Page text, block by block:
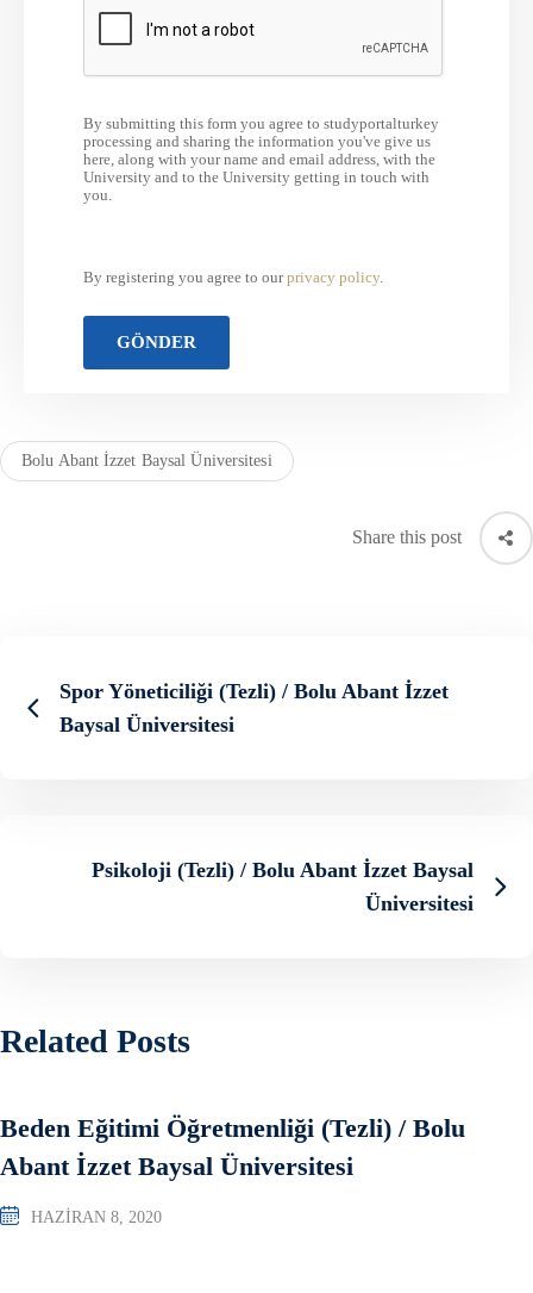
By submitting this form you agree to studyportalturkey
processing and sharing the information you've give us
here, along with your name and email address, with the
University and to the University getting in touch with
you.
By registering you agree to ourprivacy policy.
Bolu Abant İzzet Baysal Üniversitesi
Share this post
Spor Yöneticiliği (Tezli) / Bolu Abant İzzet
Baysal Üniversitesi
Psikoloji (Tezli) / Bolu Abant İzzet Baysal
Üniversitesi
Related Posts
Beden Eğitimi Öğretmenliği (Tezli) / Bolu
Abant İzzet Baysal Üniversitesi
HAZIRAN 8, 2020